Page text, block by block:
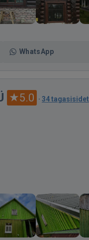
WhatsApp
5.0 · 34 tagasisidet